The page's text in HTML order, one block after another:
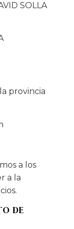
SOLLA
provincia
a los
a la
DE